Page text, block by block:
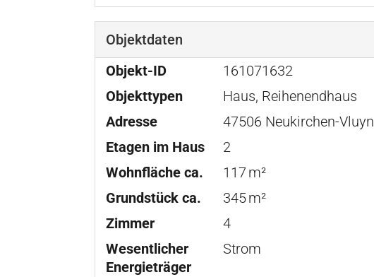
Objektdaten
Objekt-ID
161071632
Objekttypen
Haus, Reihenendhaus
Adresse
47506 Neukirchen-Vluyn
Etagen im Haus
2
Wohnfläche ca.
117 m²
Grund­stück ca.
345 m²
Zimmer
4
Wesentlicher
Energieträger
Strom